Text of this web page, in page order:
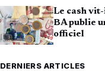
Le cash
BA publie
officiel
DERNIERS ARTICLES